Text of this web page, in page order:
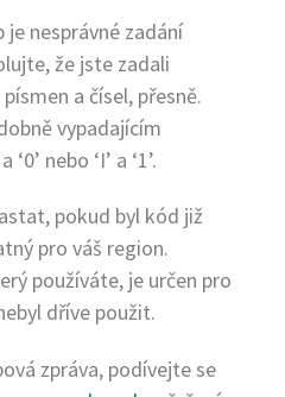
je nesprávné zadání
že jste zadali
a čísel, přesně.
vypadajícím
nebo ‘I’ a ‘1’.
pokud byl kód již
pro váš region.
používáte, je určen pro
dříve použit.
zpráva, podívejte se